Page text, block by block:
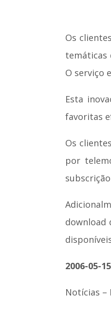
Os
temáticas
O serviço
Esta
favoritas
Os
por
download
2006-05-15
Notícias –